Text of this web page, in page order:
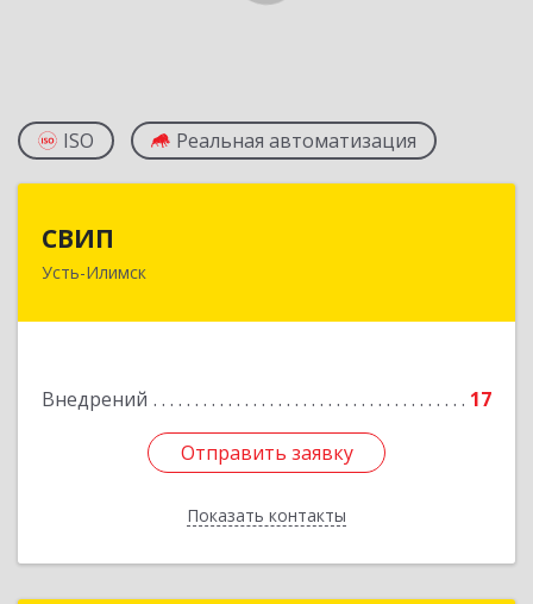
ISO Реальная автоматизация
СВИП
Усть-Илимск
Внедрений 17
Отправить заявку
Показать контакты
666685, Иркутская обл, Усть-Илимск г,
Отправить заявку
Назад